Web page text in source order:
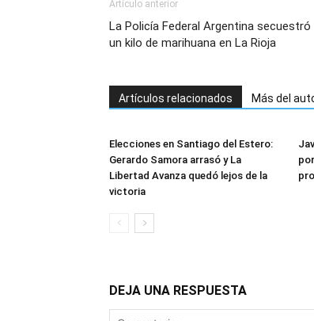
Artículo anterior
La Policía Federal Argentina secuestró
un kilo de marihuana en La Rioja
Artículos relacionados Más del
Elecciones en Santiago del Estero:
Gerardo Samora arrasó y La
Libertad Avanza quedó lejos de la
victoria
DEJA UNA RESPUESTA